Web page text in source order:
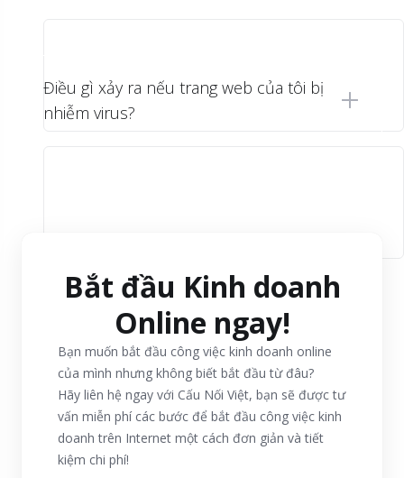
Điều gì xảy ra nếu trang web của tôi bị
nhiễm virus?
Bắt đầu Kinh doanh
Online ngay!
Bạn muốn bắt đầu công việc kinh doanh online
của mình nhưng không biết bắt đầu từ đâu?
Hãy liên hệ ngay với Cấu Nối Việt, bạn sẽ được tư
vấn miễn phí các bước để bắt đầu công việc kinh
doanh trên Internet một cách đơn giản và tiết
kiệm chi phí!